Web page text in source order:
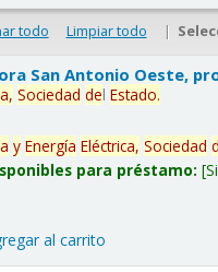
todo Limpiar todo |
San Antonio Oeste,
Sociedad delEstado.
y Energía Eléctrica, Sociedad
para préstamo:
al carrito